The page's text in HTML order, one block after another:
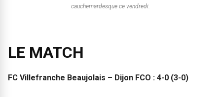
cauchemardesque ce vendredi.
LE MATCH
FC Villefranche Beaujolais – Dijon FCO : 4-0 (3-0)